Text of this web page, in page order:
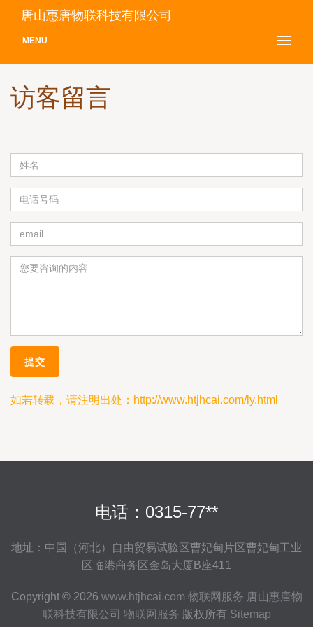
唐山惠唐物联科技有限公司
MENU
访客留言
如若转载，请注明出处：http://www.htjhcai.com/ly.html
电话：0315-77**
地址：中国（河北）自由贸易试验区曹妃甸片区曹妃甸工业
区临港商务区金岛大厦B座411
Copyright © 2026 www.htjhcai.com 物联网服务 唐山惠唐物
联科技有限公司 物联网服务 版权所有 Sitemap